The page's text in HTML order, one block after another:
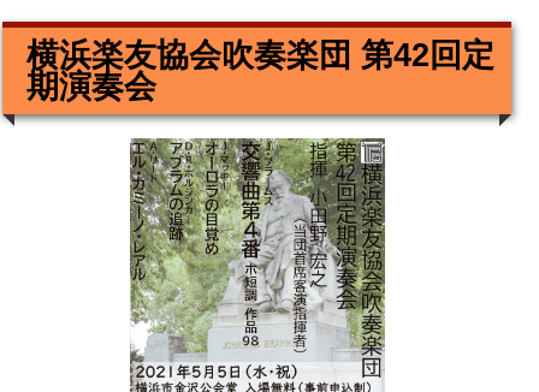
横浜楽友協会吹奏楽団 第42回定
期演奏会